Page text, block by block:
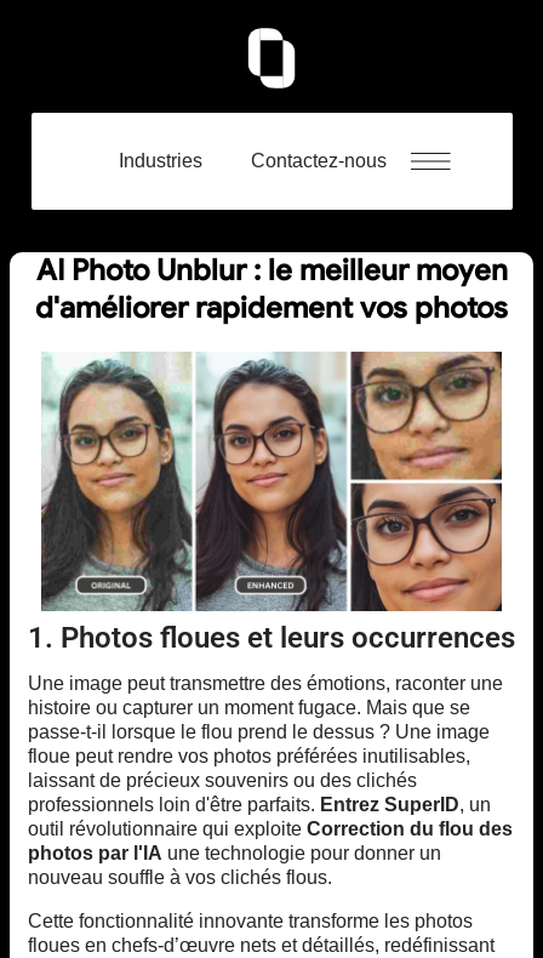
Industries Contactez-nous
AI Photo Unblur : le meilleur moyen
d'améliorer rapidement vos photos
1. Photos floues et leurs occurrences
Une image peut transmettre des émotions, raconter une
histoire ou capturer un moment fugace. Mais que se
passe-t-il lorsque le flou prend le dessus ? Une image
floue peut rendre vos photos préférées inutilisables,
laissant de précieux souvenirs ou des clichés
professionnels loin d'être parfaits. Entrez SuperID, un
outil révolutionnaire qui exploite Correction du flou des
photos par l'IA une technologie pour donner un
nouveau souffle à vos clichés flous.
Cette fonctionnalité innovante transforme les photos
floues en chefs-d’œuvre nets et détaillés, redéfinissant